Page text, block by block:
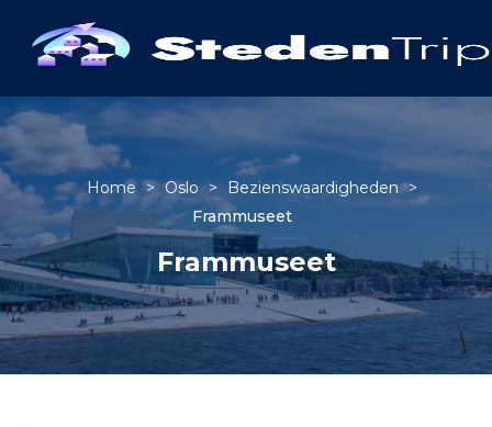
Home > Oslo > Bezienswaardigheden >
Frammuseet
Frammuseet